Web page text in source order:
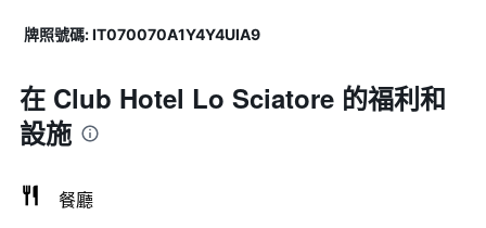
牌照號碼: IT070070A1Y4Y4UIA9
在 Club Hotel Lo Sciatore 的福利和
設施
餐廳